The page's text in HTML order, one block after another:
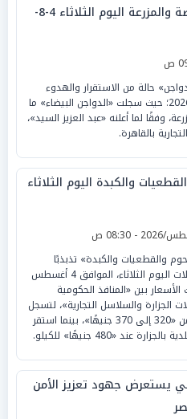
أسعار الفراخ والدواجن بالبورصة والمزرعة اليوم الثلاثاء 4-8-
حالة من الاستقرار والهدوء
اليوم الثلاثاء، الموافق 4 أغسطس 2026؛ حيث سجلت «الدواجن البيضاء» ما
المزرعة، وفقًا لما أعلنه «عبد العزيز السيد»،
بالقاهرة.
والكبدة اليوم الثلاثاء
والقطعيات والكبدة» تذبذبًا
ملحوظًا خلال تعاملات اليوم الثلاثاء، الموافق 4 أغسطس
الأسعار بين «المنافذ الحكومية
الجزارة والسلاسل التجارية»، لتسجل
المكعبات البلدية من «320 إلى 370 جنيهًا»، بينما استقر
عند «480 جنيهًا» للكيلو.
يستعرض جهود تعزيز الأمن